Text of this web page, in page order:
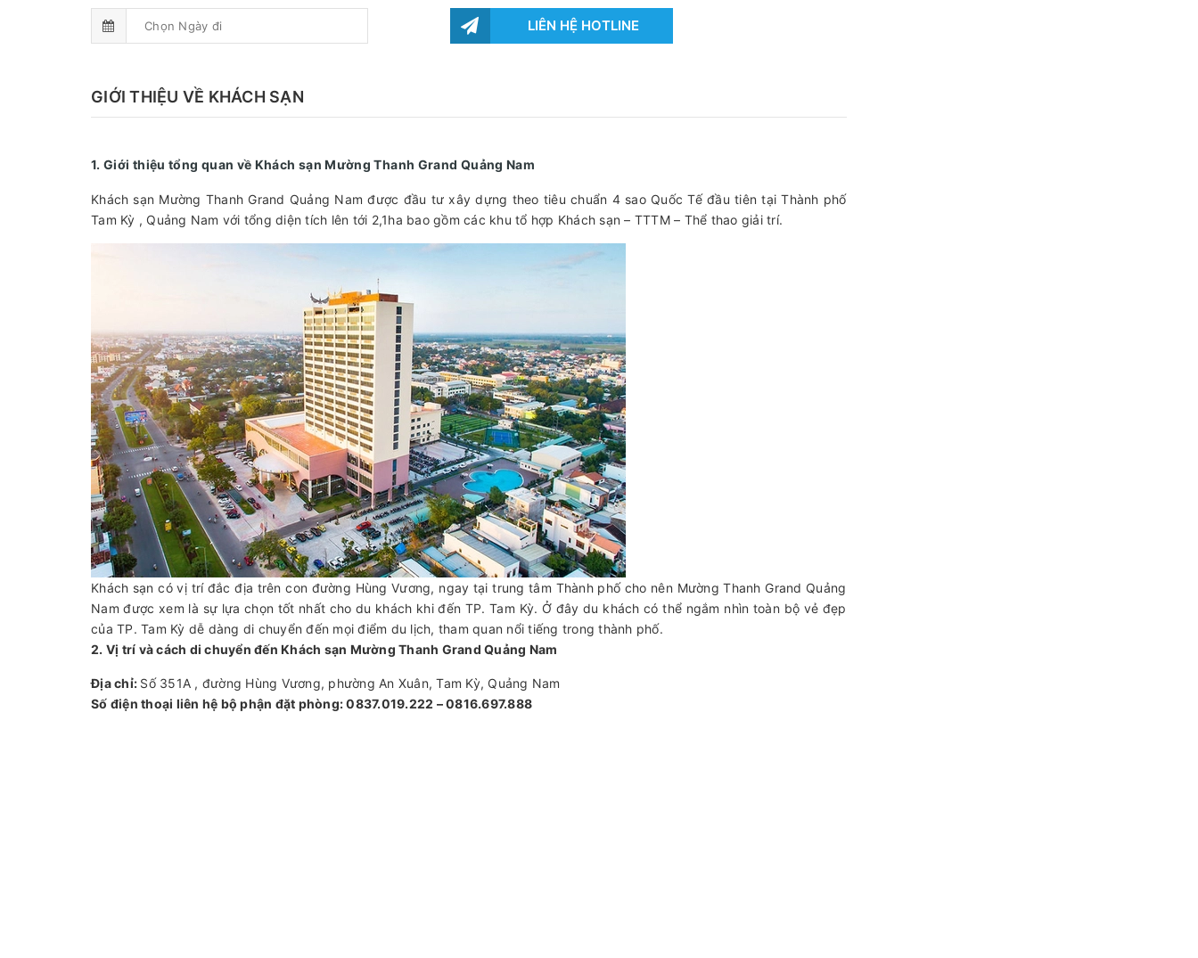
LIÊN HỆ HOTLINE
GIỚI THIỆU VỀ KHÁCH SẠN
1. Giới thiệu tổng quan về Khách sạn Mường Thanh Grand Quảng Nam
Khách sạn Mường Thanh Grand Quảng Nam được đầu tư xây dựng theo tiêu chuẩn 4 sao Quốc Tế đầu tiên tại Thành phố
Tam Kỳ , Quảng Nam với tổng diện tích lên tới 2,1ha bao gồm các khu tổ hợp Khách sạn – TTTM – Thể thao giải trí.
Khách sạn có vị trí đắc địa trên con đường Hùng Vương, ngay tại trung tâm Thành phố cho nên Mường Thanh Grand Quảng
Nam được xem là sự lựa chọn tốt nhất cho du khách khi đến TP. Tam Kỳ. Ở đây du khách có thể ngắm nhìn toàn bộ vẻ đẹp
của TP. Tam Kỳ dễ dàng di chuyển đến mọi điểm du lịch, tham quan nổi tiếng trong thành phố.
2. Vị trí và cách di chuyển đến Khách sạn Mường Thanh Grand Quảng Nam
Địa chỉ: Số 351A , đường Hùng Vương, phường An Xuân, Tam Kỳ, Quảng Nam
Số điện thoại liên hệ bộ phận đặt phòng: 0837.019.222 – 0816.697.888